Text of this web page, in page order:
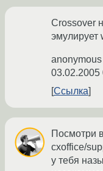
Crossover
эмулирует
anonymous
03.02.2005
Ссылка
Посмотри
cxoffice/
у тебя